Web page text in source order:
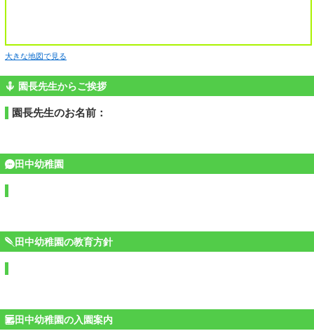
大きな地図で見る
園長先生からご挨拶
園長先生のお名前：
田中幼稚園
田中幼稚園の教育方針
田中幼稚園の入園案内